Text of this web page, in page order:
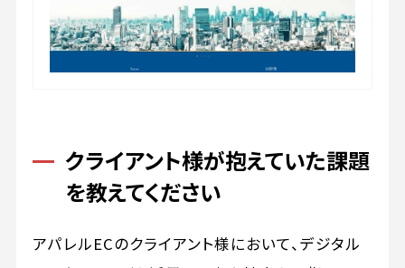
クライアント様が抱えていた課題
を教えてください
アパレルECのクライアント様において、デジタル